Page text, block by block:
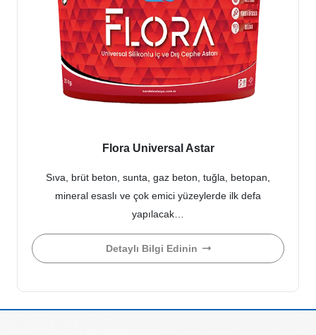
Flora Universal Astar
Sıva, brüt beton, sunta, gaz beton, tuğla, betopan,
mineral esaslı ve çok emici yüzeylerde ilk defa
yapılacak…
Detaylı Bilgi Edinin